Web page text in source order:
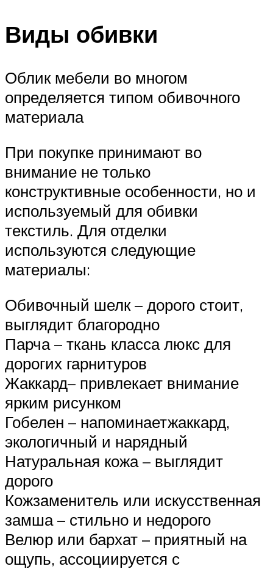
Виды обивки
Облик мебели во многом
определяется типом обивочного
материала
При покупке принимают во
внимание не только
конструктивные особенности, но и
используемый для обивки
текстиль. Для отделки
используются следующие
материалы:
Обивочный шелк – дорого стоит,
выглядит благородно
Парча – ткань класса люкс для
дорогих гарнитуров
Жаккард– привлекает внимание
ярким рисунком
Гобелен – напоминаетжаккард,
экологичный и нарядный
Натуральная кожа – выглядит
дорого
Кожзаменитель или искусственная
замша – стильно и недорого
Велюр или бархат – приятный на
ощупь, ассоциируется с